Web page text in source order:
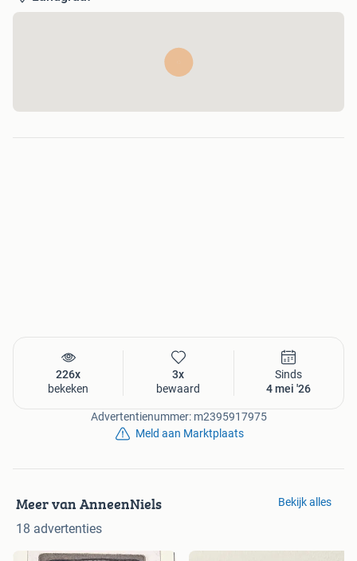
226x
bekeken
3x
bewaard
Sinds
4 mei '26
Advertentienummer: m2395917975
Meld aan Marktplaats
Meer van AnneenNiels
18 advertenties
Bekijk alles